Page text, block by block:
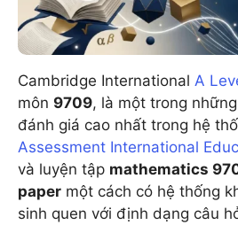
Cambridge International A
môn 9709, là một trong
đánh giá cao nhất trong hệ
Assessment International
và luyện tập mathematics
paper một cách có hệ thống
sinh quen với định dạng câu